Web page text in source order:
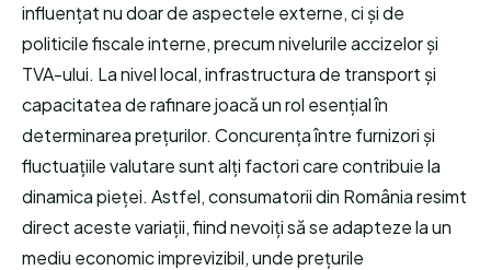
influențat nu doar de aspectele externe, ci și de
politicile fiscale interne, precum nivelurile accizelor și
TVA-ului. La nivel local, infrastructura de transport și
capacitatea de rafinare joacă un rol esențial în
determinarea prețurilor. Concurența între furnizori și
fluctuațiile valutare sunt alți factori care contribuie la
dinamica pieței. Astfel, consumatorii din România resimt
direct aceste variații, fiind nevoiți să se adapteze la un
mediu economic imprevizibil, unde prețurile